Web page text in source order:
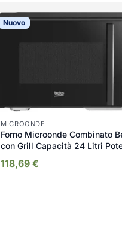
Nuovo
MICROONDE
Forno Microonde Combinato
con Grill Capacità 24 Litri
MGF24310B
118,69€